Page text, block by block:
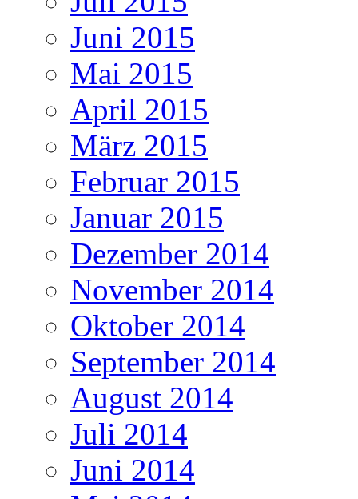
Juni 2015
Mai 2015
April 2015
März 2015
Februar 2015
Januar 2015
Dezember 2014
November 2014
Oktober 2014
September 2014
August 2014
Juli 2014
Juni 2014